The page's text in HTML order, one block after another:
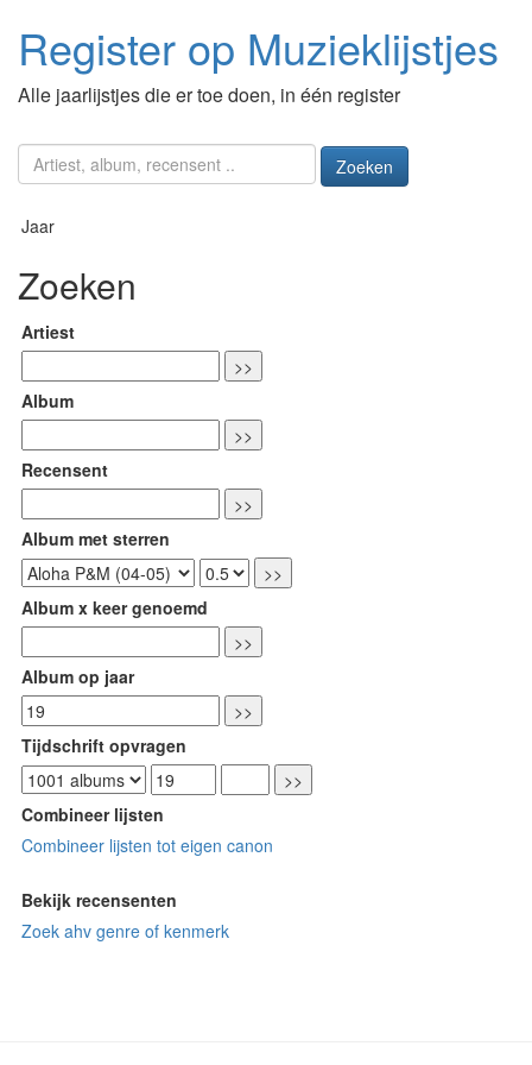
Register op Muzieklijstjes
Alle jaarlijstjes die er toe doen, in één register
Zoeken
Jaar
Zoeken
Artiest
Album
Recensent
Album met sterren
Album x keer genoemd
Album op jaar
Tijdschrift opvragen
Combineer lijsten
Combineer lijsten tot eigen canon
Bekijk recensenten
Zoek ahv genre of kenmerk